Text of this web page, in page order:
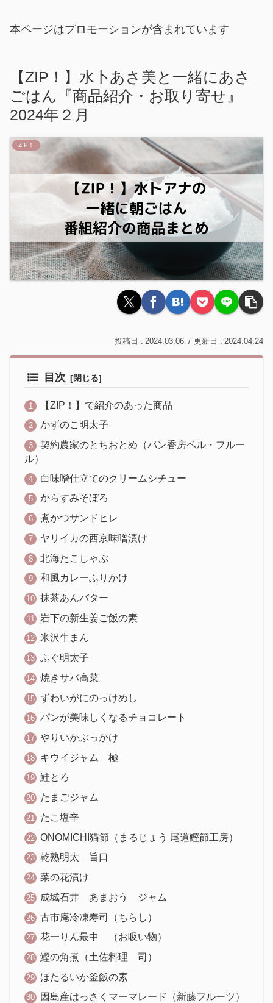
本ページはプロモーションが含まれています
【ZIP！】水卜あさ美と一緒にあさ
ごはん『商品紹介・お取り寄せ』
2024年２月
ZIP！
2024.03.06 2024.04.24
目次
【ZIP！】で紹介のあった商品
かずのこ明太子
契約農家のとちおとめ（パン香房ベル・フルー
ル）
白味噌仕立てのクリームシチュー
からすみそぼろ
煮かつサンドヒレ
ヤリイカの西京味噌漬け
北海たこしゃぶ
和風カレーふりかけ
抹茶あんバター
岩下の新生姜ご飯の素
米沢牛まん
ふぐ明太子
焼きサバ高菜
ずわいがにのっけめし
パンが美味しくなるチョコレート
やりいかぶっかけ
キウイジャム 極
鮭とろ
たまごジャム
たこ塩辛
ONOMICHI猫節（まるじょう 尾道鰹節工房）
乾熟明太 旨口
菜の花漬け
成城石井 あまおう ジャム
古市庵冷凍寿司（ちらし）
花一りん最中 （お吸い物）
鰹の角煮（土佐料理 司）
ほたるいか釜飯の素
因島産はっさくマーマレード（新藤フルーツ）